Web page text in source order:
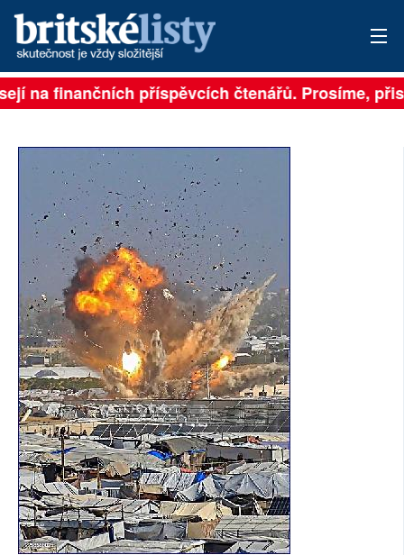
PŘIHLÁSIT
ARCHIV
ROZHOVORY
TÉMATA
NEJČTENĚJŠÍ ZA 7 DNÍ
AUTOŘI
PŘÍSPĚVKY NA PROVOZ
SOCIÁLNÍ SÍTĚ
RUBRIKY
PLNÁ VERZE STRÁNEK
na finančních příspěvcích čtenářů. Prosíme,